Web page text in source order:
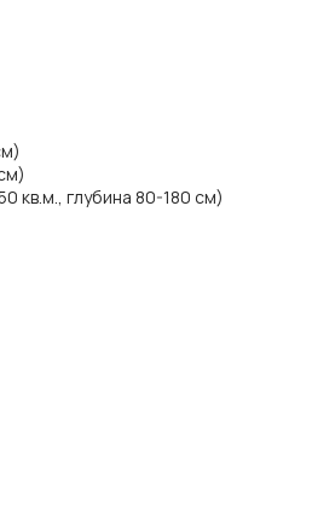
кв.м., глубина 80-180 см)